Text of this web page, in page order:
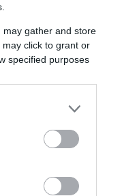
may gather and store
click to grant or
specified purposes
Ilyen lehet